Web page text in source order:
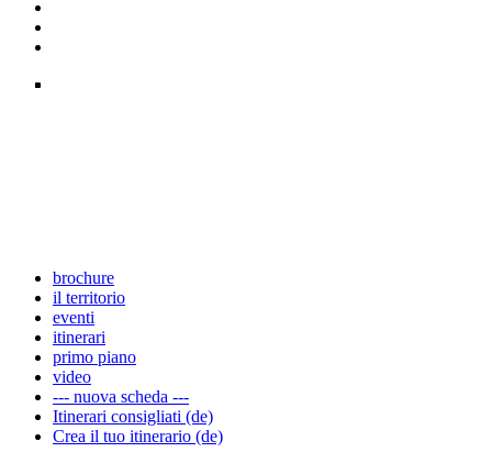
brochure
il territorio
eventi
itinerari
primo piano
video
--- nuova scheda ---
Itinerari consigliati (de)
Crea il tuo itinerario (de)